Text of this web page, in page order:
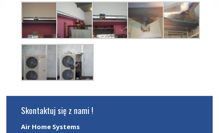
Skontaktuj się z nami !
Air Home Systems